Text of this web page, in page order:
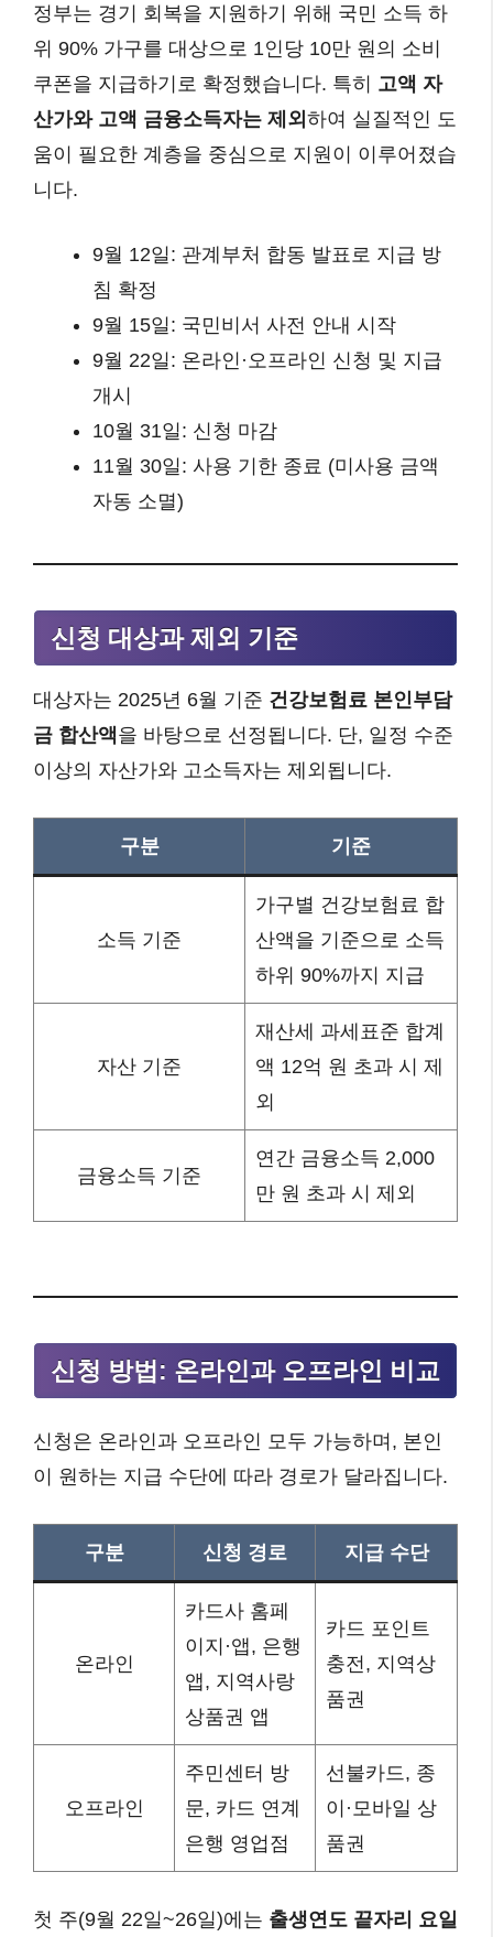
정부는 경기 회복을 지원하기 위해 국민 소득 하
위 90% 가구를 대상으로 1인당 10만 원의 소비
쿠폰을 지급하기로 확정했습니다. 특히 고액 자
산가와 고액 금융소득자는 제외 하여 실질적인 도
움이 필요한 계층을 중심으로 지원이 이루어졌습
니다.
9월 12일: 관계부처 합동 발표로 지급 방
침 확정
9월 15일: 국민비서 사전 안내 시작
9월 22일: 온라인·오프라인 신청 및 지급
개시
10월 31일: 신청 마감
11월 30일: 사용 기한 종료 (미사용 금액
자동 소멸)
신청 대상과 제외 기준
대상자는 2025년 6월 기준 건강보험료 본인부담
금 합산액을 바탕으로 선정됩니다. 단, 일정 수준
이상의 자산가와 고소득자는 제외됩니다.
구분 기준
소득 기준
가구별 건강보험료 합
산액을 기준으로 소득
하위 90%까지 지급
자산 기준
재산세 과세표준 합계
액 12억 원 초과 시 제
외
금융소득 기준
연간 금융소득 2,000
만 원 초과 시 제외
신청 방법: 온라인과 오프라인 비교
신청은 온라인과 오프라인 모두 가능하며, 본인
이 원하는 지급 수단에 따라 경로가 달라집니다.
구분 신청 경로 지급 수단
온라인
카드사 홈페
이지·앱, 은행
앱, 지역사랑
상품권 앱
카드 포인트
충전, 지역상
품권
오프라인
주민센터 방
문, 카드 연계
은행 영업점
선불카드, 종
이·모바일 상
품권
첫 주(9월 22일~26일)에는 출생연도 끝자리 요일